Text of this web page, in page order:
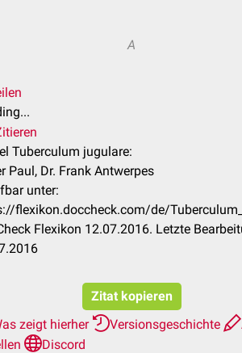
A
Tuberculum jugulare:
Paul, Dr. Frank Antwerpes
unter:
flexikon.doccheck.com/de/
Flexikon 12.07.2016. Letzte
Zitat kopieren
zeigt hierher
Versionsgeschichte
Discord